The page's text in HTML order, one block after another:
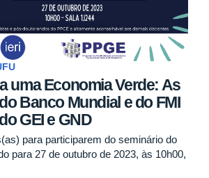
uma Economia Verde: As
Banco Mundial e do FMI
GEI e GND
para participarem do seminário do
para 27 de outubro de 2023, às 10h00,